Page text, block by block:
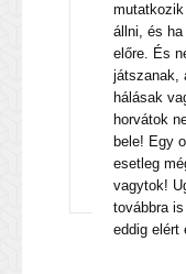
állni, és
előre. És
játszanak,
hálásak
horvátok
bele! Egy
esetleg
vagytok!
továbbra
eddig elért